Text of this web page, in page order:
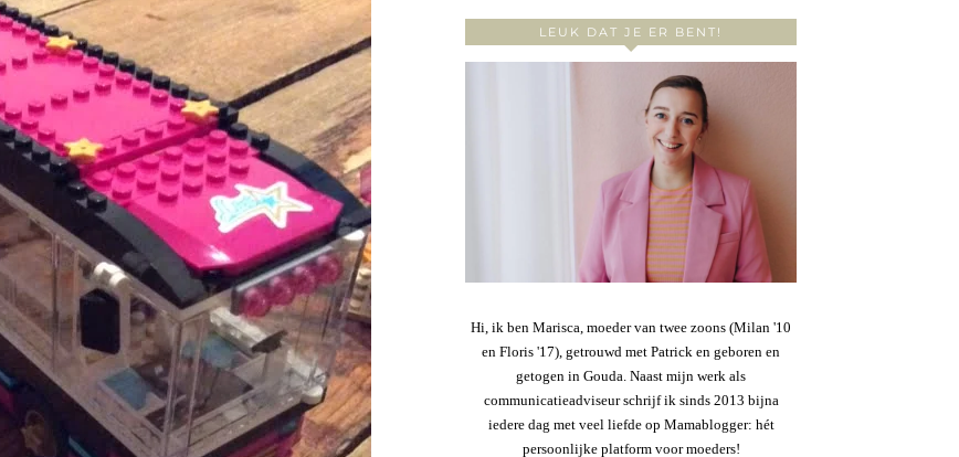
LEUK DAT JE ER BENT!
Hi, ik ben Marisca, moeder van twee zoons (Milan '10
en Floris '17), getrouwd met Patrick en geboren en
getogen in Gouda. Naast mijn werk als
communicatieadviseur schrijf ik sinds 2013 bijna
iedere dag met veel liefde op Mamablogger: hét
persoonlijke platform voor moeders!